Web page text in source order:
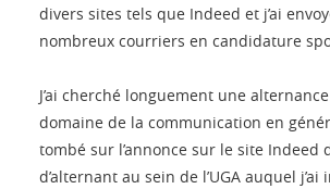
divers sites tels que Indeed et j’ai
nombreux courriers en candidature
J’ai cherché longuement une
domaine de la communication en
tombé sur l’annonce sur le site Indeed
d’alternant au sein de l’UGA auquel